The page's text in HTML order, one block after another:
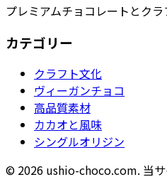
プレミアムチョコレートとク
カテゴリー
クラフト文化
ヴィーガンチョコ
高品質素材
カカオと風味
シングルオリジン
© 2026 ushio-choco.com. 当サ